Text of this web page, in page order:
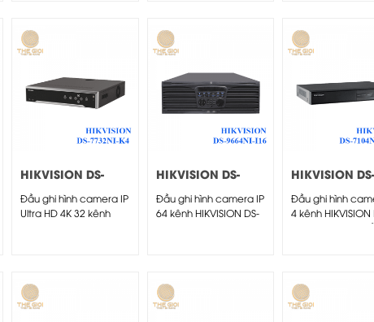
HIKVISION DS-
7732NI-K4
Đầu ghi hình camera IP
Ultra HD 4K 32 kênh
HIKVISION DS-
9664NI-I16
Đầu ghi hình camera IP
64 kênh HIKVISION DS-
HIKVISION DS-
7104NI-Q1/M
Đầu ghi hình
4 kênh HIKVISION
7104NI-Q1/M -